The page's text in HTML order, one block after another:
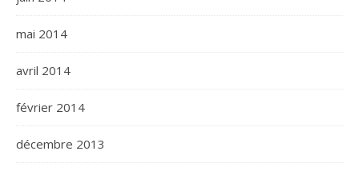
mai 2014
avril 2014
février 2014
décembre 2013